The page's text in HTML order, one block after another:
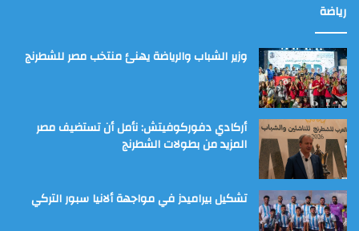
رياضة
وزير الشباب والرياضة يهنئ منتخب مصر للشطرنج
أركادي دفوركوفيتش: نأمل أن تستضيف مصر
المزيد من بطولات الشطرنج
تشكيل بيراميدز في مواجهة ألانيا سبور التركي